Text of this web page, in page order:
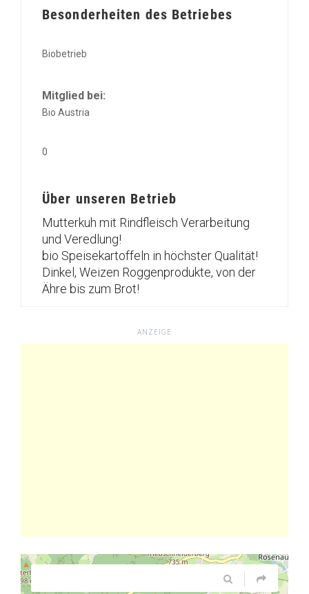
Besonderheiten des Betriebes
Biobetrieb
Mitglied bei:
Bio Austria
0
Über unseren Betrieb
Mutterkuh mit Rindfleisch Verarbeitung
und Veredlung!
bio Speisekartoffeln in höchster Qualität!
Dinkel, Weizen Roggenprodukte, von der
Ähre bis zum Brot!
ANZEIGE